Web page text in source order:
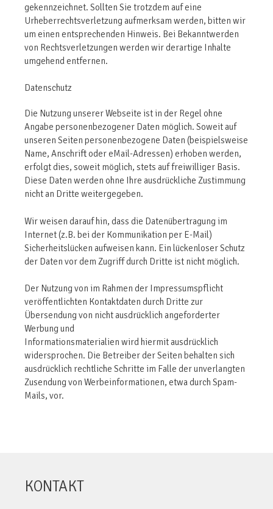
gekennzeichnet. Sollten Sie trotzdem auf eine
Urheberrechtsverletzung aufmerksam werden, bitten wir
um einen entsprechenden Hinweis. Bei Bekanntwerden
von Rechtsverletzungen werden wir derartige Inhalte
umgehend entfernen.
Datenschutz
Die Nutzung unserer Webseite ist in der Regel ohne
Angabe personenbezogener Daten möglich. Soweit auf
unseren Seiten personenbezogene Daten (beispielsweise
Name, Anschrift oder eMail-Adressen) erhoben werden,
erfolgt dies, soweit möglich, stets auf freiwilliger Basis.
Diese Daten werden ohne Ihre ausdrückliche Zustimmung
nicht an Dritte weitergegeben.
Wir weisen darauf hin, dass die Datenübertragung im
Internet (z.B. bei der Kommunikation per E-Mail)
Sicherheitslücken aufweisen kann. Ein lückenloser Schutz
der Daten vor dem Zugriff durch Dritte ist nicht möglich.
Der Nutzung von im Rahmen der Impressumspflicht
veröffentlichten Kontaktdaten durch Dritte zur
Übersendung von nicht ausdrücklich angeforderter
Werbung und
Informationsmaterialien wird hiermit ausdrücklich
widersprochen. Die Betreiber der Seiten behalten sich
ausdrücklich rechtliche Schritte im Falle der unverlangten
Zusendung von Werbeinformationen, etwa durch Spam-
Mails, vor.
KONTAKT